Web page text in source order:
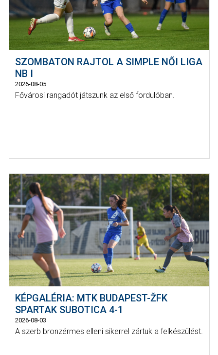
SZOMBATON RAJTOL A SIMPLE NŐI LIGA
NB I
2026-08-05
Fővárosi rangadót játszunk az első fordulóban.
KÉPGALÉRIA: MTK BUDAPEST-ŽFK
SPARTAK SUBOTICA 4-1
2026-08-03
A szerb bronzérmes elleni sikerrel zártuk a felkészülést.